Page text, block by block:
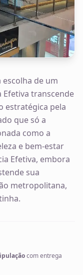
escolha de um
Efetiva transcende
estratégica pela
que só a
como a
e bem-estar
Efetiva, embora
sua
metropolitana,
com entrega